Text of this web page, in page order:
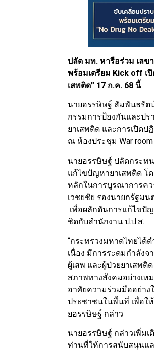
ปลัด มท. หารือร่วม เลข
พร้อมเตรียม Kick off เ
เสพติด” 17 ก.ค. 68 นี้
นายอรรษิษฐ์ สัมพันธรัต
กรรมการป้องกันและปร
ยาเสพติด และการเปิดป
ณ ห้องประชุม War
นายอรรษิษฐ์ ปลัดกระท
แก้ไขปัญหายาเสพติด โ
หลักในการบูรณาการค
เวชยชัย รองนายกรัฐมน
เพื่อผลักดันการแก้ไขปั
ชิดกับสำนักงาน ป.ป.ส.
“กระทรวงมหาดไทยได้
เนื่อง มีการระดมกำลัง
ผู้เสพ และผู้ป่วยยาเสพ
สภาพทางสังคมอย่างเห
อาศัยความร่วมมืออย่า
ประชาชนในพื้นที่ เพื่อใ
ยอรรษิษฐ์ กล่าว
นายอรรษิษฐ์ กล่าวเพิ่ม
ท่านที่ให้การสนับสนุนแ